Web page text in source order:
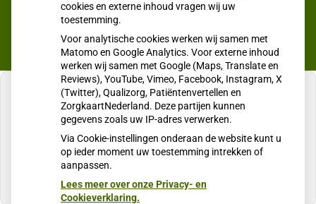
U heeft geen toestemming gegeven voor
externe inhoud die nodig is om dit te zien.
Cookie-instellingen wijzigen
cookies en externe inhoud vragen wij uw
toestemming.
Voor analytische cookies werken wij samen met
Matomo en Google Analytics. Voor externe inhoud
werken wij samen met Google (Maps, Translate en
Reviews), YouTube, Vimeo, Facebook, Instagram, X
(Twitter), Qualizorg, Patiëntenvertellen en
ZorgkaartNederland. Deze partijen kunnen
gegevens zoals uw IP-adres verwerken.
Via Cookie-instellingen onderaan de website kunt u
op ieder moment uw toestemming intrekken of
aanpassen.
Lees meer over onze Privacy- en
Cookieverklaring.